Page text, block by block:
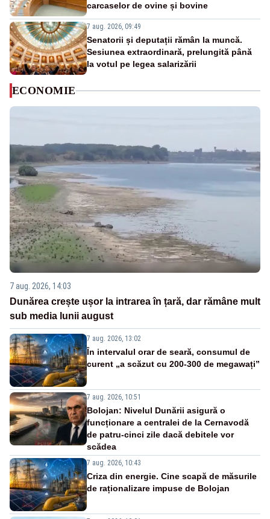
carcaselor de ovine și bovine
7 aug. 2026, 09:49
Senatorii și deputații rămân la muncă.
Sesiunea extraordinară, prelungită până
la votul pe legea salarizării
ECONOMIE
7 aug. 2026, 14:03
Dunărea crește ușor la intrarea în țară, dar rămâne mult
sub media lunii august
7 aug. 2026, 13:02
În intervalul orar de seară, consumul de
curent „a scăzut cu 200-300 de megawați”
7 aug. 2026, 10:51
Bolojan: Nivelul Dunării asigură o
funcționare a centralei de la Cernavodă
de patru-cinci zile dacă debitele vor
scădea
7 aug. 2026, 10:43
Criza din energie. Cine scapă de măsurile
de raționalizare impuse de Bolojan